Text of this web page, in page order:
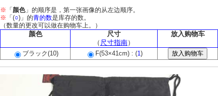
※ 「 颜色」的顺序是，第一张画像的从左边顺序。
※ 「(○)」的青的数是库存的数。
（数量的更改可以做在购物车上。）
颜色
尺寸
（ 尺寸指南）
放入购物车
ブラック(10) F(53×41cm) : (1)